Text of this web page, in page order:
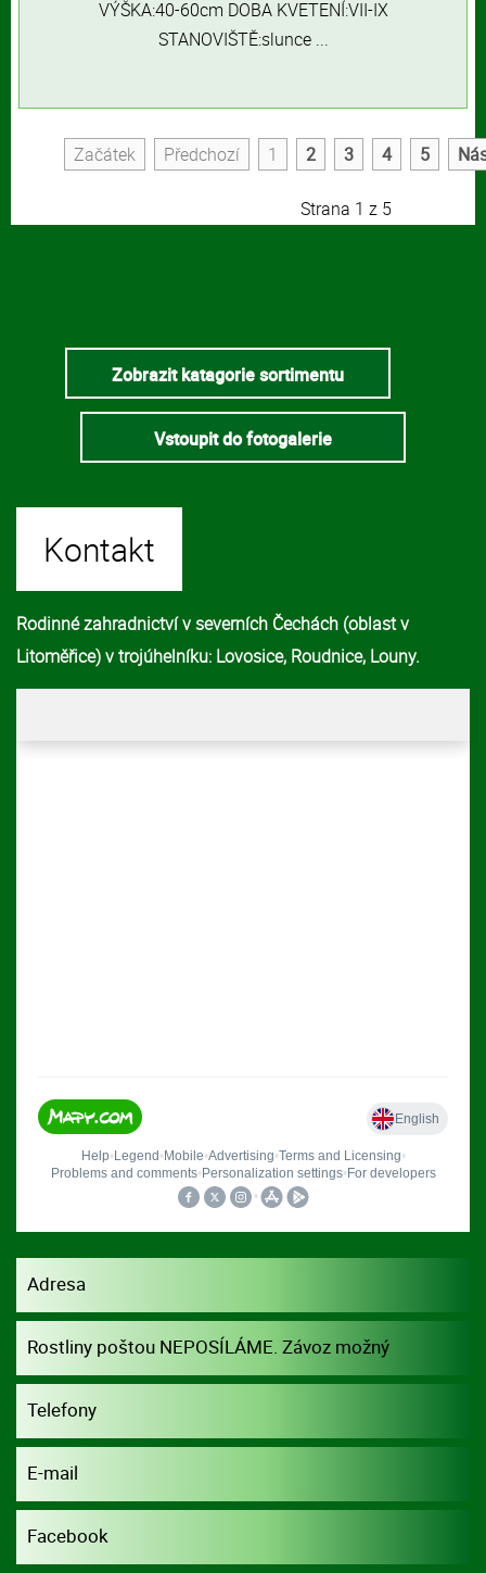
VÝŠKA:40-60cm DOBA KVETENÍ:VII-IX
STANOVIŠTĚ:slunce ...
Začátek Předchozí 1 2 3 4 5
Strana 1 z 5
Zobrazit katagorie sortimentu
Vstoupit do fotogalerie
Kontakt
Rodinné zahradnictví v severních Čechách (oblast v
Litoměřice) v trojúhelníku: Lovosice, Roudnice, Louny.
Adresa
Rostliny poštou NEPOSÍLÁME. Závoz možný
dohodou.
Telefony
E-mail
Facebook